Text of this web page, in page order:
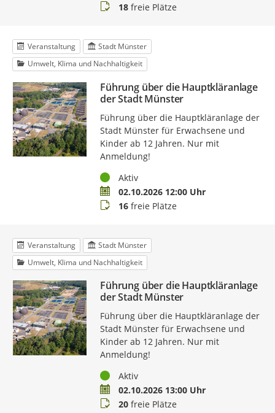
Buchungsstatus
18freie Plätze
Veranstaltung
Stadt Münster
Umwelt, Klima und Nachhaltigkeit
Führung über die Hauptkläranlage
der Stadt Münster
Führung über die Hauptkläranlage der
Stadt Münster für Erwachsene und
Kinder ab 12 Jahren. Nur mit
Anmeldung!
StatusAktiv
Termin02.10.2026 12:00 Uhr
Buchungsstatus
16freie Plätze
Veranstaltung
Stadt Münster
Umwelt, Klima und Nachhaltigkeit
Führung über die Hauptkläranlage
der Stadt Münster
Führung über die Hauptkläranlage der
Stadt Münster für Erwachsene und
Kinder ab 12 Jahren. Nur mit
Anmeldung!
StatusAktiv
Termin02.10.2026 13:00 Uhr
Buchungsstatus
20freie Plätze